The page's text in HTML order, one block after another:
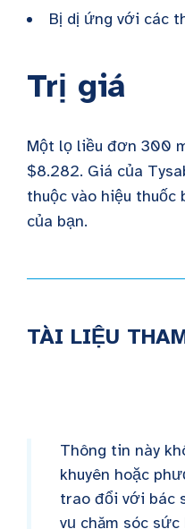
Bị dị ứng với các
Trị giá
Một lọ liều đơn 300
$8.282. Giá của
thuộc vào hiệu thuốc
của bạn.
TÀI LIỆU
Thông tin này
khuyên hoặc
trao đổi với bác
vụ chăm sóc